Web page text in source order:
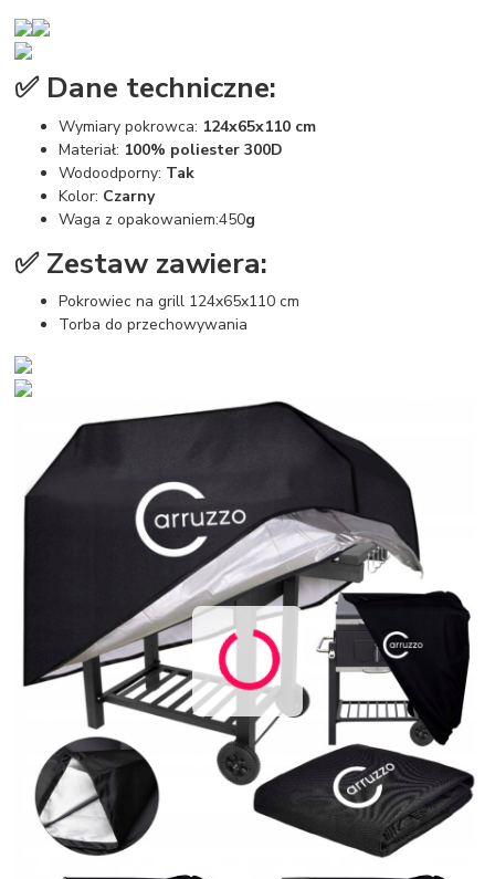
✅ Dane techniczne:
Wymiary pokrowca: 124x65x110 cm
Materiał: 100% poliester 300D
Wodoodporny: Tak
Kolor: Czarny
Waga z opakowaniem:450g
✅ Zestaw zawiera:
Pokrowiec na grill 124x65x110 cm
Torba do przechowywania